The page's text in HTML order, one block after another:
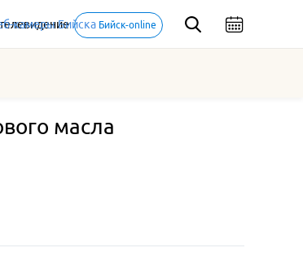
Бийск-online
масла